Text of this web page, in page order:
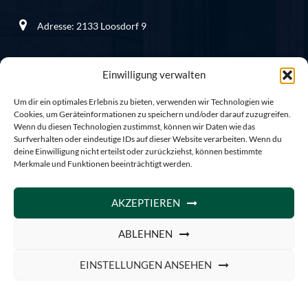
Einwilligung verwalten
Um dir ein optimales Erlebnis zu bieten, verwenden wir Technologien wie
Cookies, um Geräteinformationen zu speichern und/oder darauf zuzugreifen.
Wenn du diesen Technologien zustimmst, können wir Daten wie das
Surfverhalten oder eindeutige IDs auf dieser Website verarbeiten. Wenn du
deine Einwilligung nicht erteilst oder zurückziehst, können bestimmte
Merkmale und Funktionen beeinträchtigt werden.
AKZEPTIEREN
ABLEHNEN
EINSTELLUNGEN ANSEHEN
Adresse: 2133 Loosdorf 9
Startseite bis 2026-04-07
Allgemeine Geschäftsbedingungen
Windows & Doors